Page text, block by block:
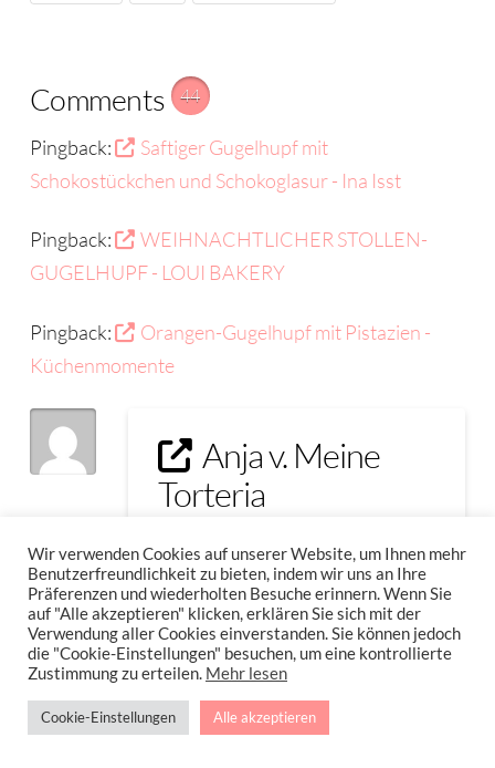
Comments 44
Pingback:
Saftiger Gugelhupf mit
Schokostückchen und Schokoglasur - Ina Isst
Pingback:
WEIHNACHTLICHER STOLLEN-
GUGELHUPF - LOUI BAKERY
Pingback:
Orangen-Gugelhupf mit Pistazien -
Küchenmomente
Anja v. Meine
Torteria
Der sieht phänomenal gut aus.
Reply
Wir verwenden Cookies auf unserer Website, um Ihnen mehr
Benutzerfreundlichkeit zu bieten, indem wir uns an Ihre
Präferenzen und wiederholten Besuche erinnern. Wenn Sie
auf "Alle akzeptieren" klicken, erklären Sie sich mit der
Verwendung aller Cookies einverstanden. Sie können jedoch
die "Cookie-Einstellungen" besuchen, um eine kontrollierte
Zustimmung zu erteilen. Mehr lesen
Cookie-Einstellungen Alle akzeptieren